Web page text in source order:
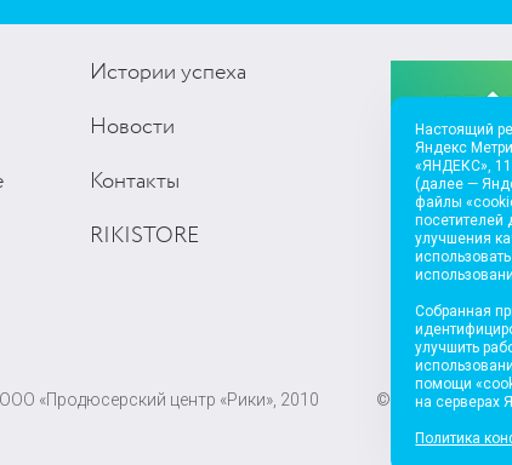
Истории успеха
Новости
Контакты
RIKISTORE
«Продюсерский центр «Рики», 2010 © ООО
Настоящий
Яндекс
«ЯНДЕКС»,
(далее —
файлы
посетителей
улучшения
Собранная
улучшить
помощи
на серверах
Политика